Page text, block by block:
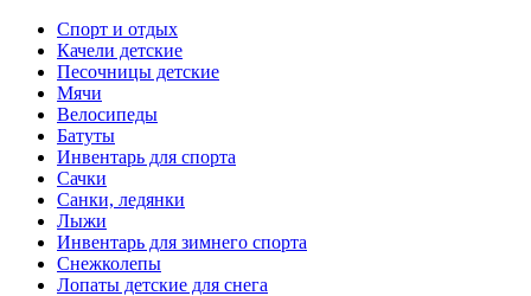
Спорт и отдых
Качели детские
Песочницы детские
Мячи
Велосипеды
Батуты
Инвентарь для спорта
Сачки
Санки, ледянки
Лыжи
Инвентарь для зимнего спорта
Снежколепы
Лопаты детские для снега